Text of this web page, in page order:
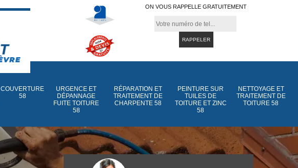
ON VOUS RAPPELLE GRATUITEMENT
COUVERTURE
58
URGENCE ET
DÉPANNAGE
FUITE TOITURE
58
RÉPARATION ET
TRAITEMENT DE
CHARPENTE 58
PEINTURE SUR
TUILES DE
TOITURE ET ZINC
58
NETTOYAGE ET
TRAITEMENT DE
TOITURE 58